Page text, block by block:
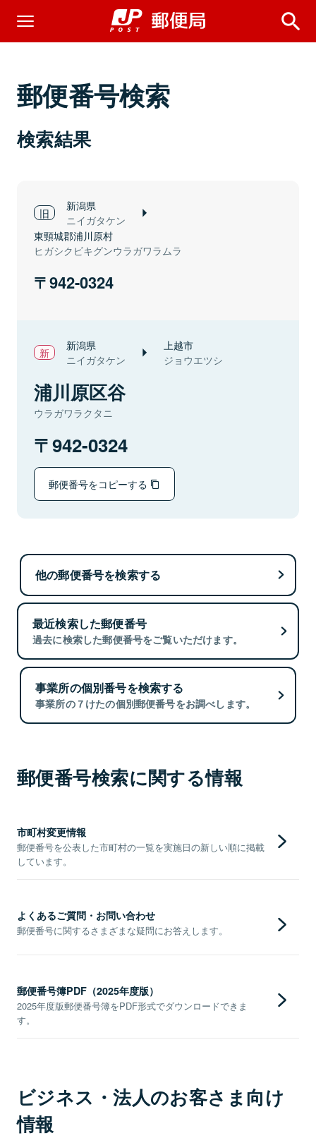
郵便番号検索
検索結果
新潟県
ニイガタケン
東頸城郡浦川原村
ヒガシクビキグンウラガワラムラ
942-0324
新潟県
ニイガタケン
上越市
ジョウエツシ
浦川原区谷
ウラガワラクタニ
942-0324
郵便番号をコピーする
他の郵便番号を検索する
最近検索した郵便番号
過去に検索した郵便番号をご覧いただけます。
事業所の個別番号を検索する
事業所の７けたの個別郵便番号をお調べします。
郵便番号検索に関する情報
市町村変更情報
郵便番号を公表した市町村の一覧を実施日の新しい順に掲載
しています。
よくあるご質問・お問い合わせ
郵便番号に関するさまざまな疑問にお答えします。
郵便番号簿PDF（2025年度版）
2025年度版郵便番号簿をPDF形式でダウンロードできま
す。
ビジネス・法人のお客さま向け
情報